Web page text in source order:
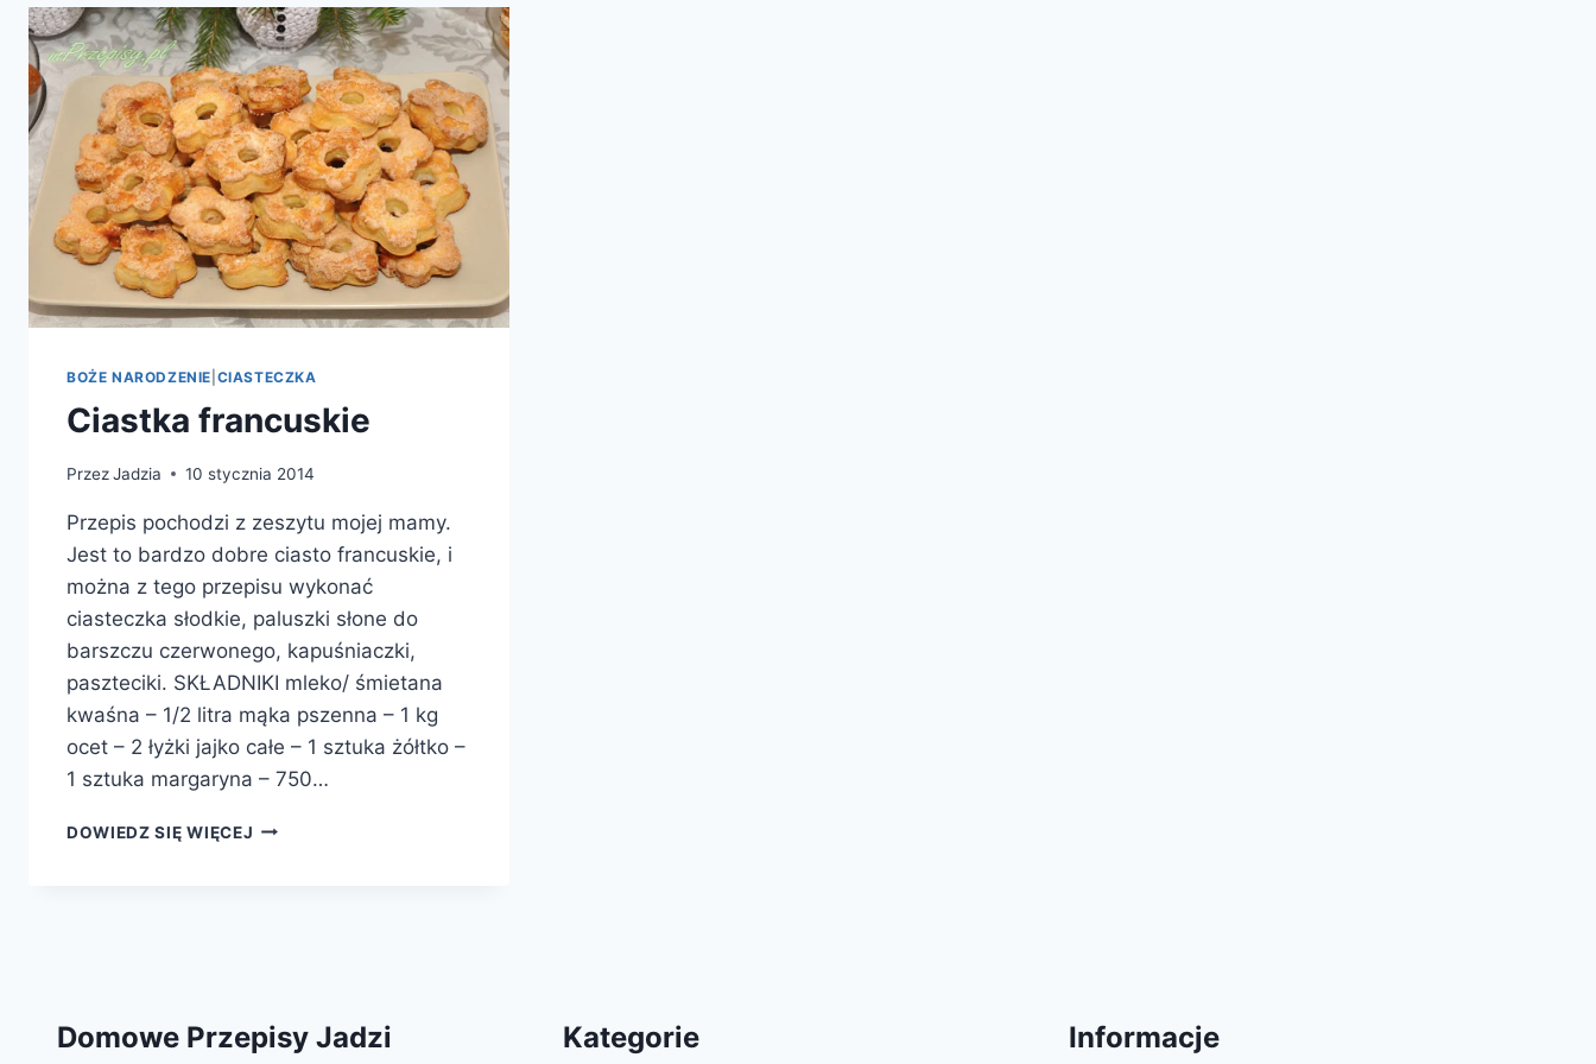
BOŻE NARODZENIE CIASTECZKA
Ciastka francuskie
PrzezJadzia 10 stycznia 2014
Przepis pochodzi z zeszytu mojej mamy.
Jest to bardzo dobre ciasto francuskie, i
można z tego przepisu wykonać
ciasteczka słodkie, paluszki słone do
barszczu czerwonego, kapuśniaczki,
paszteciki. SKŁADNIKI mleko/ śmietana
kwaśna – 1/2 litra mąka pszenna – 1 kg
ocet – 2 łyżki jajko całe – 1 sztuka żółtko –
1 sztuka margaryna – 750…
DOWIEDZ SIĘ WIĘCEJ CIASTKA
Domowe Przepisy Jadzi Kategorie Informacje